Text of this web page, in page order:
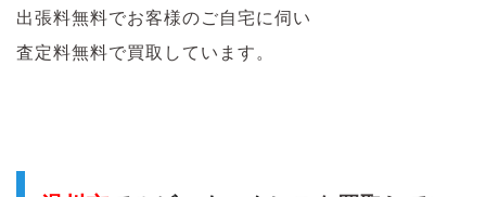
出張料無料でお客様のご自宅に伺い
査定料無料で買取しています。